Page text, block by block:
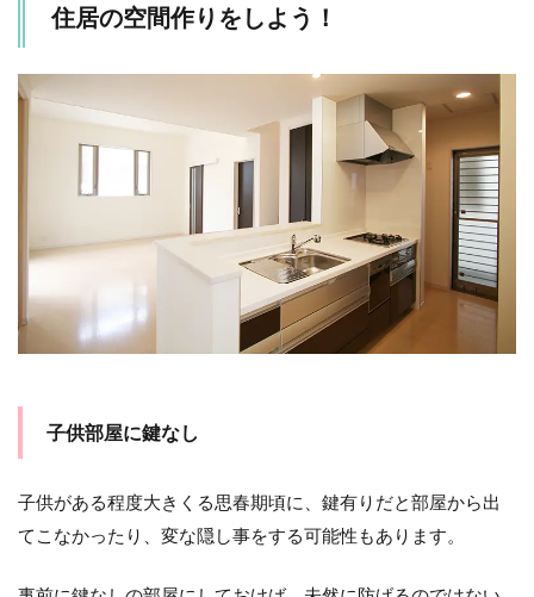
住居の空間作りをしよう！
子供部屋に鍵なし
子供がある程度大きくる思春期頃に、鍵有りだと部屋から出
てこなかったり、変な隠し事をする可能性もあります。